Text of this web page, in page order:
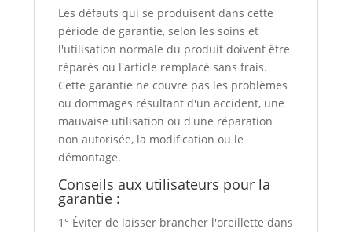
Les défauts qui se produisent dans cette
période de garantie, selon les soins et
l'utilisation normale du produit doivent être
réparés ou l'article remplacé sans frais.
Cette garantie ne couvre pas les problèmes
ou dommages résultant d'un accident, une
mauvaise utilisation ou d'une réparation
non autorisée, la modification ou le
démontage.
Conseils aux utilisateurs pour la
garantie :
1° Éviter de laisser brancher l'oreillette dans